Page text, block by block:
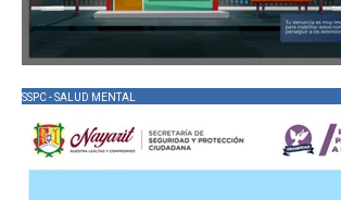
SSPC - SALUD MENTAL